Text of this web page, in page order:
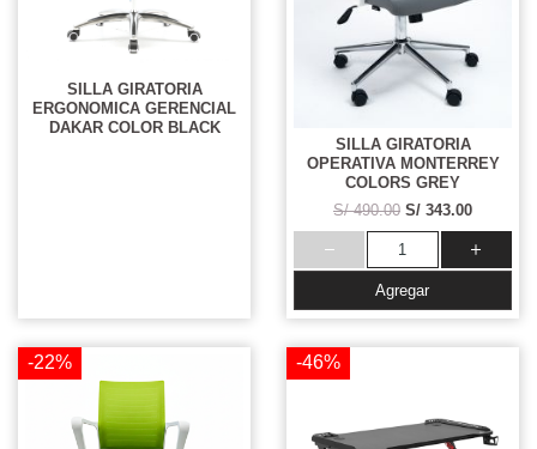
SILLA GIRATORIA
ERGONOMICA GERENCIAL
DAKAR COLOR BLACK
SILLA GIRATORIA
OPERATIVA MONTERREY
COLORS GREY
S/ 490.00 S/ 343.00
Agregar
-22% -46%